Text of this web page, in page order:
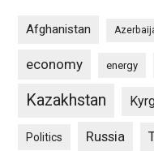
Afghanistan
economy energy
Kazakhstan
Politics Russia